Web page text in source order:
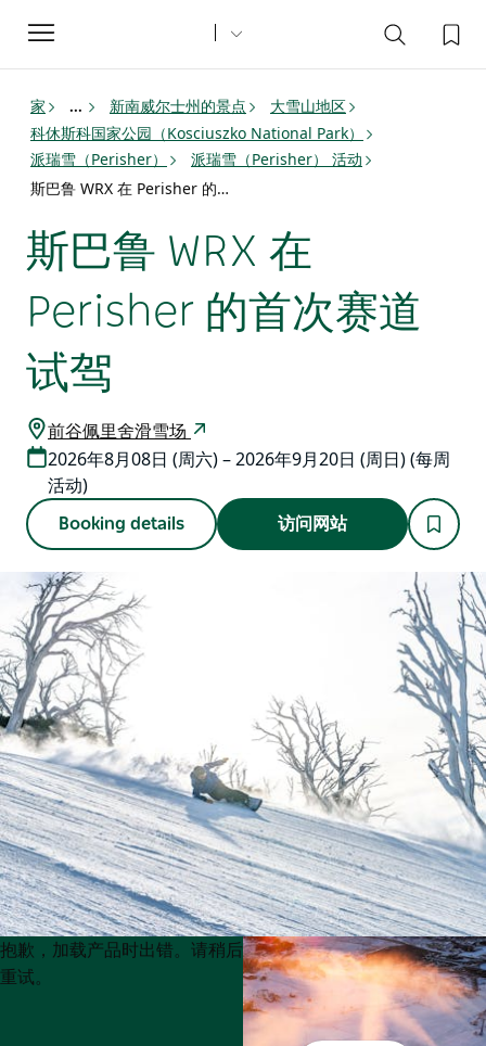
Toggle
navigation
家 ... 新南威尔士州的景点
大雪山地区
科休斯科国家公园（Kosciuszko National Park）
派瑞雪（Perisher）
派瑞雪（Perisher） 活动
斯巴鲁 WRX 在 Perisher 的首次赛道试驾
斯巴鲁 WRX 在
Perisher 的首次赛道
试驾
前谷佩里舍滑雪场
2026年8月08日 (周六) – 2026年9月20日 (周日) (每周
活动)
Booking details 访问网站
Product
List
Product
List
抱歉，加载产品时出错。请稍后
重试。